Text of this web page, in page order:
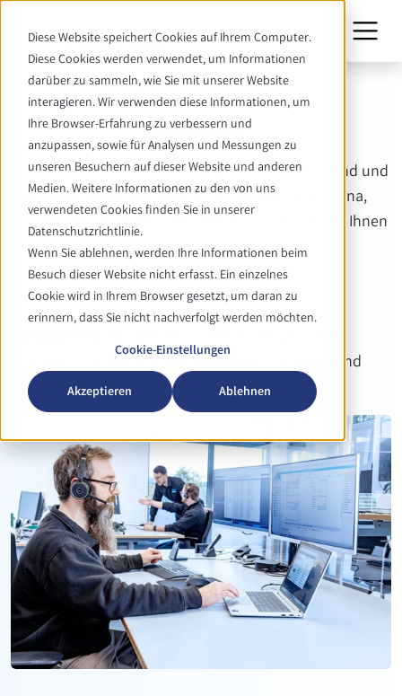
Diese Website speichert Cookies auf Ihrem Computer.
Diese Cookies werden verwendet, um Informationen
darüber zu sammeln, wie Sie mit unserer Website
interagieren. Wir verwenden diese Informationen, um
Ihre Browser-Erfahrung zu verbessern und
anzupassen, sowie für Analysen und Messungen zu
unseren Besuchern auf dieser Website und anderen
Medien. Weitere Informationen zu den von uns
verwendeten Cookies finden Sie in unserer
Datenschutzrichtlinie.
Wenn Sie ablehnen, werden Ihre Informationen beim
Besuch dieser Website nicht erfasst. Ein einzelnes
Cookie wird in Ihrem Browser gesetzt, um daran zu
erinnern, dass Sie nicht nachverfolgt werden möchten.
Cookie-Einstellungen
Akzeptieren Ablehnen
UNTERNEHMEN
Kontakt
Systec GmbH & Co. KG mit Hauptsitz in Deutschland und
den Zweigniederlassungen in der Schweiz und China,
sowie seinen kompetenten Partnern weltweit hilft Ihnen
gern bei allen Fragen rund umAutoklaven,
Sterilisationsprozessen, Medienherstellung, -
Aufbereitung und -Sterilisation.
und die passenden Optionen und
Prozesse zu finden.